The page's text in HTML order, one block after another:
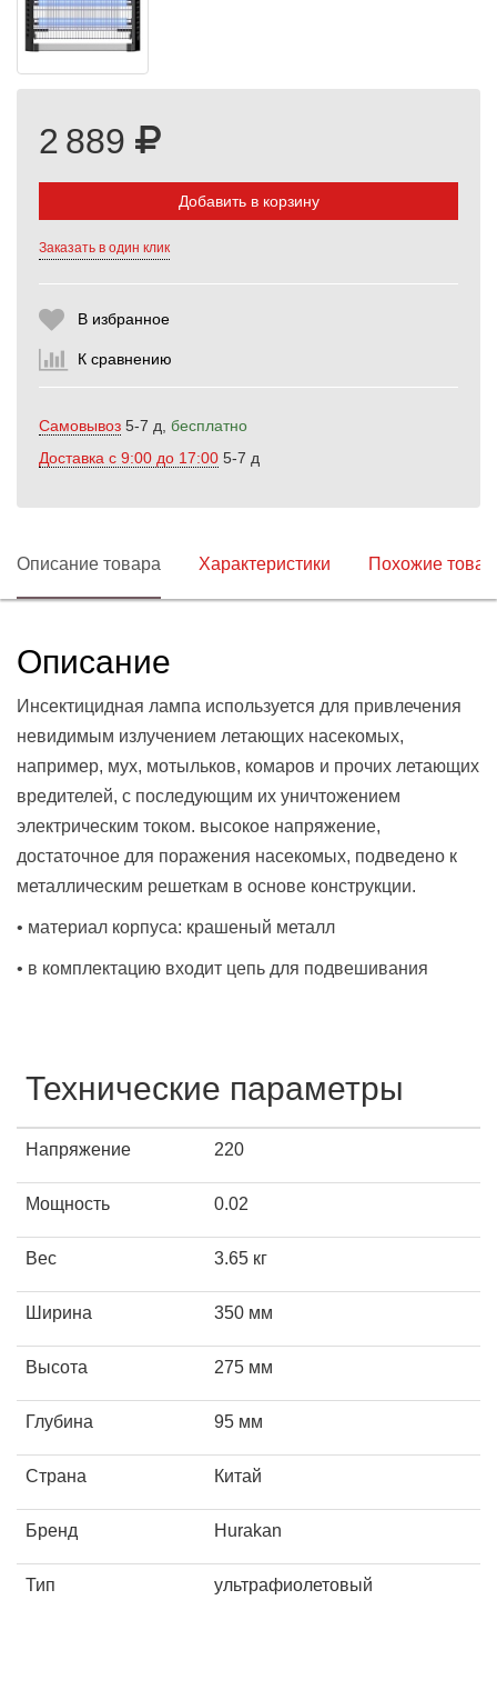
2 889
Добавить в корзину
Заказать в один клик
В избранное
К сравнению
Самовывоз 5-7 д, бесплатно
Доставка c 9:00 до 17:00 5-7 д
Описание товара Характеристики Похожие
Описание
Инсектицидная лампа используется для привлечения
невидимым излучением летающих насекомых,
например, мух, мотыльков, комаров и прочих летающих
вредителей, с последующим их уничтожением
электрическим током. высокое напряжение,
достаточное для поражения насекомых, подведено к
металлическим решеткам в основе конструкции.
• материал корпуса: крашеный металл
• в комплектацию входит цепь для подвешивания
Технические параметры
Напряжение 220
Мощность 0.02
Вес 3.65 кг
Ширина 350 мм
Высота 275 мм
Глубина 95 мм
Страна Китай
Бренд Hurakan
Тип ультрафиолетовый